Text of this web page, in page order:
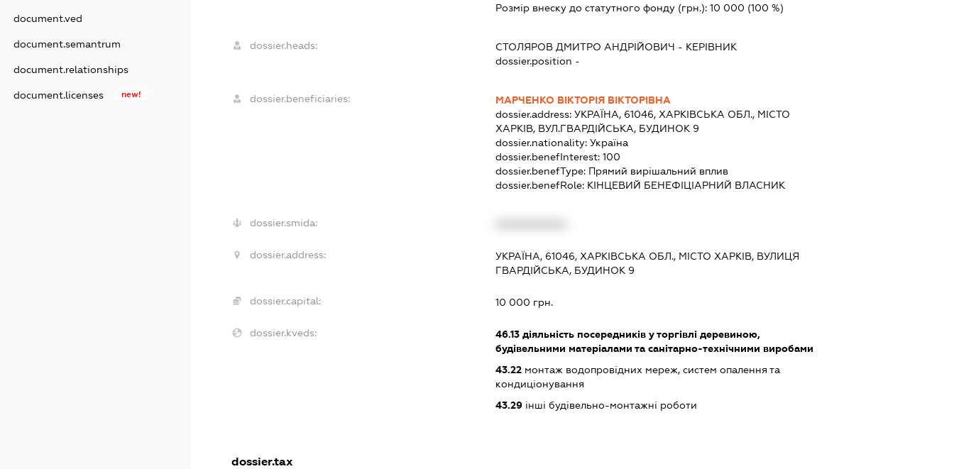
document.ved
document.semantrum
document.relationships
document.licenses new!
Розмір внеску до статутного фонду (грн.): 10 000 (100 %)
dossier.heads: СТОЛЯРОВ ДМИТРО АНДРІЙОВИЧ - КЕРІВНИК
dossier.position -
dossier.beneficiaries:
МАРЧЕНКО ВІКТОРІЯ ВІКТОРІВНА
dossier.address: УКРАЇНА, 61046, ХАРКІВСЬКА ОБЛ., МІСТО
ХАРКІВ, ВУЛ.ГВАРДІЙСЬКА, БУДИНОК 9
dossier.nationality: Україна
dossier.benefInterest: 100
dossier.benefType: Прямий вирішальний вплив
dossier.benefRole: КІНЦЕВИЙ БЕНЕФІЦІАРНИЙ ВЛАСНИК
dossier.smida:
dossier.address:
УКРАЇНА, 61046, ХАРКІВСЬКА ОБЛ., МІСТО ХАРКІВ, ВУЛИЦЯ
ГВАРДІЙСЬКА, БУДИНОК 9
dossier.capital: 10 000 грн.
dossier.kveds: 46.13діяльність посередників у торгівлі деревиною,
будівельними матеріалами та санітарно-технічними виробами
43.22монтаж водопровідних мереж, систем опалення та
кондиціонування
43.29інші будівельно-монтажні роботи
dossier.tax